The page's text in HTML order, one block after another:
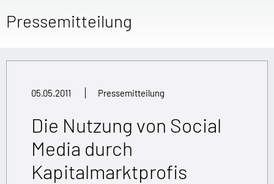
Pressemitteilung
05.05.2011 Pressemitteilung
Die Nutzung von Social
Media durch
Kapitalmarktprofis